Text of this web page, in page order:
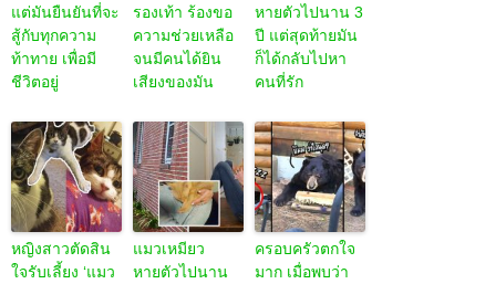
แต่มันยืนยันที่จะ
สู้กับทุกความ
ท้าทาย เพื่อมี
ชีวิตอยู่
รองเท้า ร้องขอ
ความช่วยเหลือ
จนมีคนได้ยิน
เสียงของมัน
หายตัวไปนาน 3
ปี แต่สุดท้ายมัน
ก็ได้กลับไปหา
คนที่รัก
หญิงสาวตัดสิน
ใจรับเลี้ยง ‘แมว
แมวเหมียว
หายตัวไปนาน
ครอบครัวตกใจ
มาก เมื่อพบว่า